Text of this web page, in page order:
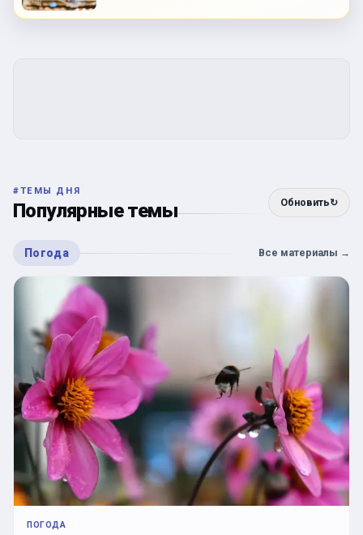
#ТЕМЫ ДНЯ
Популярные темы Обновить↻
Погода Все материалы →
ПОГОДА